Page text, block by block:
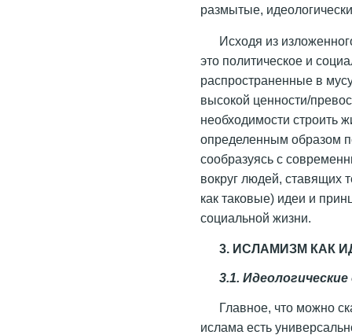
размытые,
Исходя из
это политическое и
распространенные в
высокой ценности/
необходимости строить
определенным образом
сообразуясь с
вокруг людей, ставящих
как таковые) идеи и
социальной жизни.
3. ИСЛАМИЗМ КАК
3.1.
Главное, что можно
ислама есть